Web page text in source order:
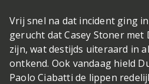
Vrij snel na dat incident ging
gerucht dat Casey Stoner
zijn, wat destijds uiteraard in
ontkend. Ook vandaag hield
Paolo Ciabatti de lippen